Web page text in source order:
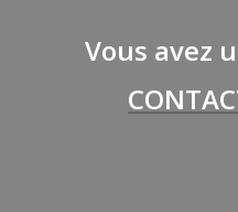
Vous avez